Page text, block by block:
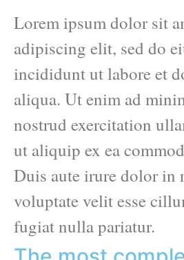
Lorem ipsum dolor sit
adipiscing elit, sed do
incididunt ut labore et
aliqua. Ut enim ad
nostrud exercitation
ut aliquip ex ea
Duis aute irure dolor in
voluptate velit esse
fugiat nulla pariatur.